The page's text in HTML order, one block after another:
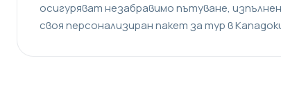
осигуряват незабравимо пътуване,
своя персонализиран пакет за тур в